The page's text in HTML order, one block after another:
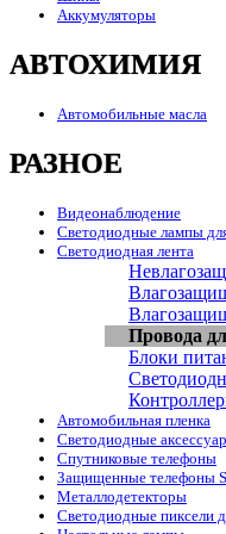
Аккумуляторы
АВТОХИМИЯ
Автомобильные масла
РАЗНОЕ
Видеонаблюдение
Светодиодные лампы
Светодиодная лента
Провода
Блоки
Автомобильная пленка
Светодиодные
Спутниковые телефоны
Защищенные телефоны
Металлодетекторы
Светодиодные пиксели